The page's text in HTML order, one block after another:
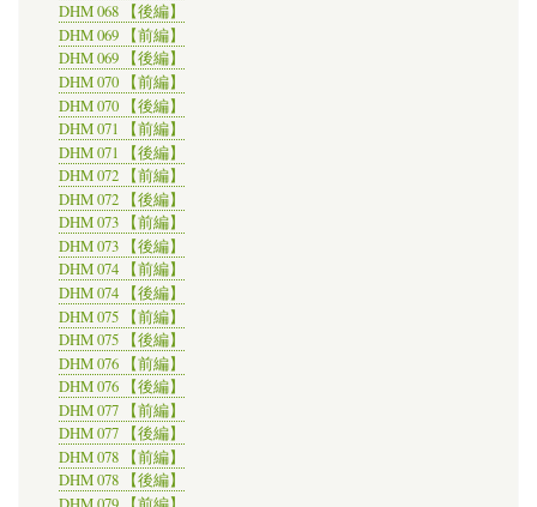
DHM 068 【後編】
DHM 069 【前編】
DHM 069 【後編】
DHM 070 【前編】
DHM 070 【後編】
DHM 071 【前編】
DHM 071 【後編】
DHM 072 【前編】
DHM 072 【後編】
DHM 073 【前編】
DHM 073 【後編】
DHM 074 【前編】
DHM 074 【後編】
DHM 075 【前編】
DHM 075 【後編】
DHM 076 【前編】
DHM 076 【後編】
DHM 077 【前編】
DHM 077 【後編】
DHM 078 【前編】
DHM 078 【後編】